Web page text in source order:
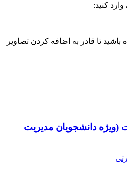
کنید:
تا قادر به اضافه کردن تصاویر
(ویژه دانشجویان مدیریت